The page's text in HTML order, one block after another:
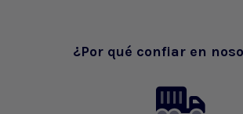
¿Por qué confiar en